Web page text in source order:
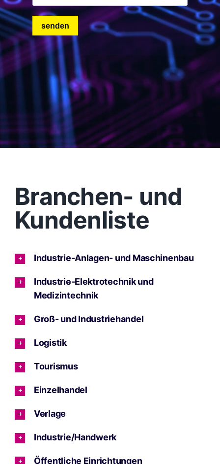
Branchen- und
Kundenliste
Industrie-Anlagen- und Maschinenbau
Industrie-Elektrotechnik und
Medizintechnik
Groß- und Industriehandel
Logistik
Tourismus
Einzelhandel
Verlage
Industrie/Handwerk
Öffentliche Einrichtungen